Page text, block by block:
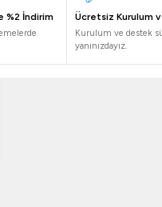
yerleştirilebilir. Arı Gastro
ve enerji verimli bıçak steril
daha güvenli ve
hijyen standartlarını
%2 İndirim Ücretsiz Kurulum
Kurulum ve destek
yanınızdayız.